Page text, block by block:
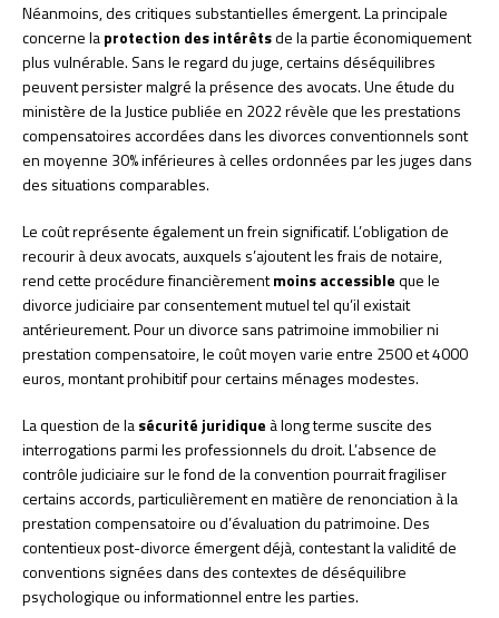
Néanmoins, des critiques substantielles émergent. La principale
concerne laprotection des intérêtsde la partie économiquement
plus vulnérable. Sans le regard du juge, certains déséquilibres
peuvent persister malgré la présence des avocats. Une étude du
ministère de la Justice publiée en 2022 révèle que les prestations
compensatoires accordées dans les divorces conventionnels sont
en moyenne 30% inférieures à celles ordonnées par les juges dans
des situations comparables.
Le coût représente également un frein significatif. L’obligation de
recourir à deux avocats, auxquels s’ajoutent les frais de notaire,
rend cette procédure financièrementmoins accessibleque le
divorce judiciaire par consentement mutuel tel qu’il existait
antérieurement. Pour un divorce sans patrimoine immobilier ni
prestation compensatoire, le coût moyen varie entre 2500 et 4000
euros, montant prohibitif pour certains ménages modestes.
La question de lasécurité juridique à long terme suscite des
interrogations parmi les professionnels du droit. L’absence de
contrôle judiciaire sur le fond de la convention pourrait fragiliser
certains accords, particulièrement en matière de renonciation à la
prestation compensatoire ou d’évaluation du patrimoine. Des
contentieux post-divorce émergent déjà, contestant la validité de
conventions signées dans des contextes de déséquilibre
psychologique ou informationnel entre les parties.